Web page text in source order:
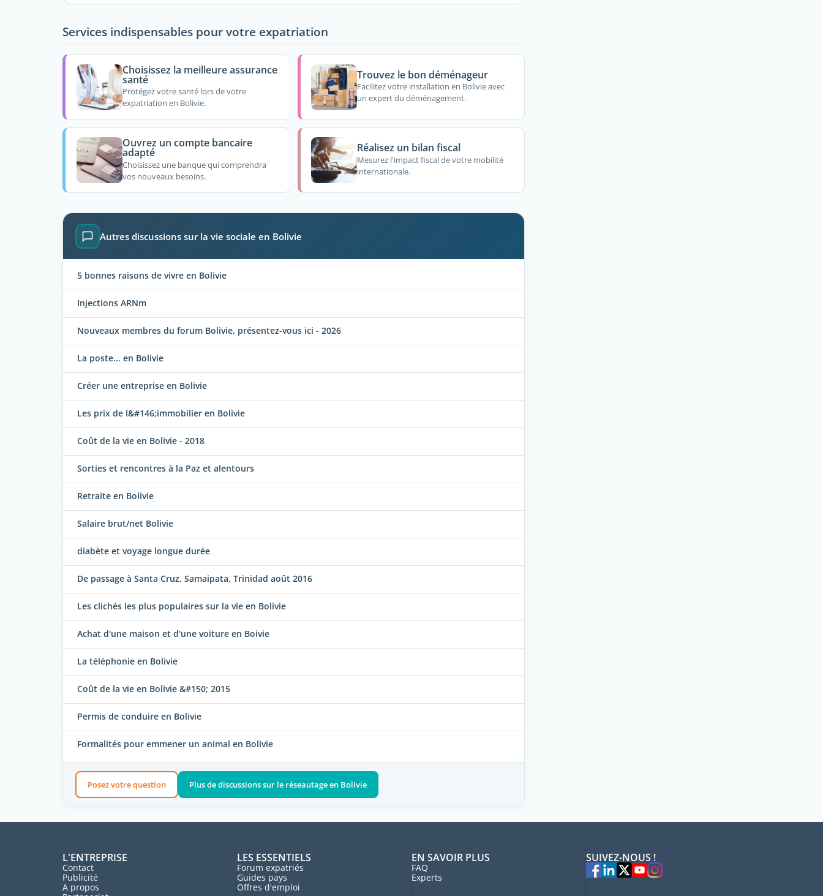
Services indispensables pour votre expatriation
Choisissez la meilleure assurance
santé
Protégez votre santé lors de votre
expatriation en Bolivie.
Trouvez le bon déménageur
Facilitez votre installation en Bolivie avec
un expert du déménagement.
Ouvrez un compte bancaire
adapté
Choisissez une banque qui comprendra
vos nouveaux besoins.
Réalisez un bilan fiscal
Mesurez l'impact fiscal de votre mobilité
internationale.
Autres discussions sur la vie sociale en Bolivie
5 bonnes raisons de vivre en Bolivie
Injections ARNm
Nouveaux membres du forum Bolivie, présentez-vous ici - 2026
La poste... en Bolivie
Créer une entreprise en Bolivie
Les prix de l&#146;immobilier en Bolivie
Coût de la vie en Bolivie - 2018
Sorties et rencontres à la Paz et alentours
Retraite en Bolivie
Salaire brut/net Bolivie
diabète et voyage longue durée
De passage à Santa Cruz, Samaipata, Trinidad août 2016
Les clichés les plus populaires sur la vie en Bolivie
Achat d'une maison et d'une voiture en Boivie
La téléphonie en Bolivie
Coût de la vie en Bolivie &#150; 2015
Permis de conduire en Bolivie
Formalités pour emmener un animal en Bolivie
Posez votre question Plus de discussions sur le réseautage en Bolivie
L'ENTREPRISE
Contact
Publicité
A propos
LES ESSENTIELS
Forum expatriés
Guides pays
Offres d'emploi
EN SAVOIR PLUS
FAQ
Experts
SUIVEZ-NOUS !